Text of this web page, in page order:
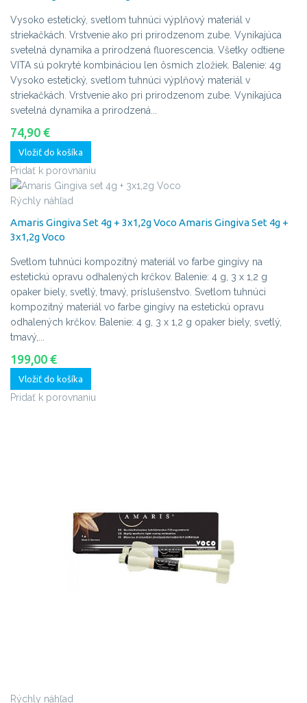
Vysoko estetický, svetlom tuhnúci výplňový materiál v
striekačkách. Vrstvenie ako pri prirodzenom zube. Vynikajúca
svetelná dynamika a prirodzená fluorescencia. Všetky odtiene
VITA sú pokryté kombináciou len ôsmich zložiek. Balenie: 4g
Vysoko estetický, svetlom tuhnúci výplňový materiál v
striekačkách. Vrstvenie ako pri prirodzenom zube. Vynikajúca
svetelná dynamika a prirodzená...
74,90 €
Vložiť do košíka
Pridať k porovnaniu
Rýchly náhľad
Amaris Gingiva Set 4g + 3x1,2g Voco Amaris Gingiva Set 4g +
3x1,2g Voco
Svetlom tuhnúci kompozitný materiál vo farbe gingívy na
estetickú opravu odhalených krčkov. Balenie: 4 g, 3 x 1,2 g
opaker biely, svetlý, tmavý, príslušenstvo. Svetlom tuhnúci
kompozitný materiál vo farbe gingívy na estetickú opravu
odhalených krčkov. Balenie: 4 g, 3 x 1,2 g opaker biely, svetlý,
tmavý,...
199,00 €
Vložiť do košíka
Pridať k porovnaniu
Rýchly náhľad